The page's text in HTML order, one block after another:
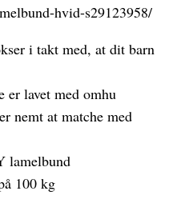
hvid-s29123958/
i takt med, at dit barn
er lavet med omhu
nemt at matche med
lamelbund
100 kg